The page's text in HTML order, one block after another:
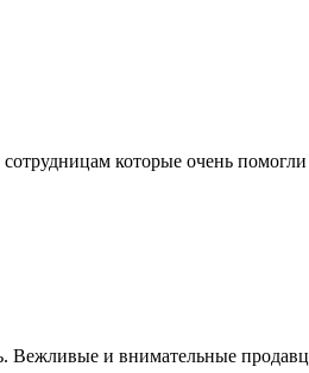
сотрудницам которые очень
Вежливые и внимательные